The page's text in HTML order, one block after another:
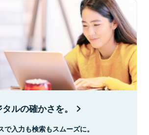
ルの確かさを。
入力も検索もスムーズに。